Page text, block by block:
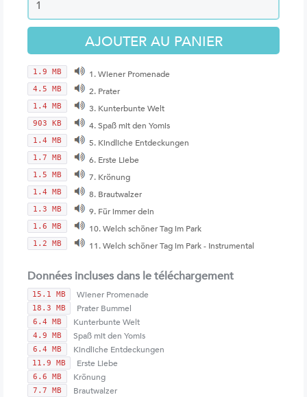
1. Wiener Promenade
1.9 MB
2. Prater
4.5 MB
3. Kunterbunte Welt
1.4 MB
4. Spaß mit den Yomis
903 KB
5. Kindliche Entdeckungen
1.4 MB
6. Erste Liebe
1.7 MB
7. Krönung
1.5 MB
8. Brautwalzer
1.4 MB
9. Für immer dein
1.3 MB
10. Welch schöner Tag im Park
1.6 MB
11. Welch schöner Tag im Park - Instrumental
1.2 MB
Données incluses dans le téléchargement
15.1 MB Wiener Promenade
18.3 MB Prater Bummel
6.4 MB Kunterbunte Welt
4.9 MB Spaß mit den Yomis
6.4 MB Kindliche Entdeckungen
11.9 MB Erste Liebe
6.6 MB Krönung
7.7 MB Brautwalzer